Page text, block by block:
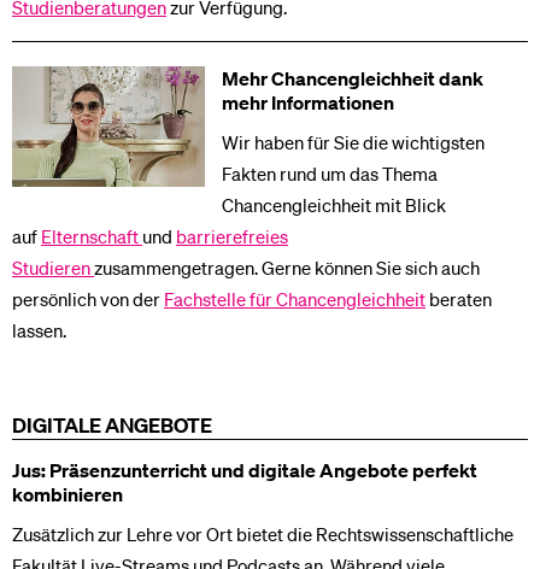
Studienberatungenzur Verfügung.
Mehr Chancengleichheit dank
mehr Informationen
Wir haben für Sie die wichtigsten
Fakten rund um das Thema
Chancengleichheit mit Blick
auf Elternschaft und barrierefreies
Studierenzusammengetragen. Gerne können Sie sich auch
persönlich von der Fachstelle für Chancengleichheit beraten
lassen.
DIGITALE ANGEBOTE
Jus: Präsenzunterricht und digitale Angebote perfekt
kombinieren
Zusätzlich zur Lehre vor Ort bietet die Rechtswissenschaftliche